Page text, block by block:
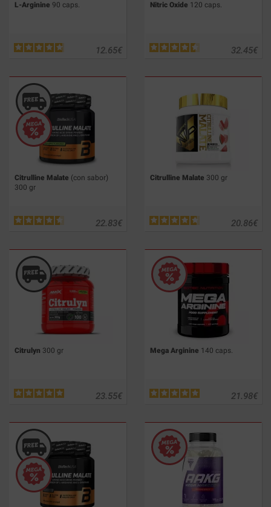
L-Arginine 90 caps.
€
12.65
Nitric Oxide 120 caps.
€
32.45
Citrulline Malate (con sabor)
300 gr
€
22.83
Citrulline Malate 300 gr
€
20.86
Citrulyn 300 gr
€
23.55
Mega Arginine 140 caps.
€
21.98